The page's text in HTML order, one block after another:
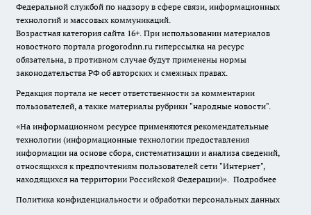
Федеральной службой по надзору в сфере связи, информационных
технологий и массовых коммуникаций.
Возрастная категория сайта 16+. При использовании материалов
новостного портала progorodnn.ru гиперссылка на ресурс
обязательна, в противном случае будут применены нормы
законодательства РФ об авторских и смежных правах.
Редакция портала не несет ответственности за комментарии
пользователей, а также материалы рубрики "народные новости".
«На информационном ресурсе применяются рекомендательные
технологии (информационные технологии предоставления
информации на основе сбора, систематизации и анализа сведений,
относящихся к предпочтениям пользователей сети "Интернет",
находящихся на территории Российской Федерации)». Подробнее
Политика конфиденциальности и обработки персональных данных